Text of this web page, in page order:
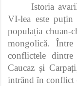
Istoria
VI‑lea este
populația
mongolică.
conflictele
Caucaz și
intrând în conflict